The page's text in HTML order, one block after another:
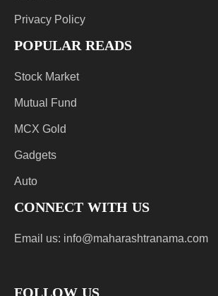
Privacy Policy
POPULAR READS
Stock Market
Mutual Fund
MCX Gold
Gadgets
Auto
CONNECT WITH US
Email us: info@maharashtranama.com